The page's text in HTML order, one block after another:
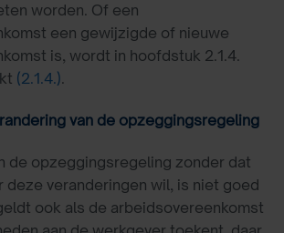
worden. Of een
een gewijzigde of nieuwe
is, wordt in hoofdstuk 2.1.4.
(2.1.4.).
van de opzeggingsregeling
de opzeggingsregeling zonder dat
deze veranderingen wil, is niet goed
ook als de arbeidsovereenkomst